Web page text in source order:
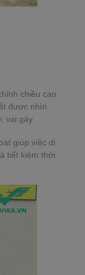
chiều cao
được nhìn
vai gáy.
giúp việc di
tiết kiệm thời